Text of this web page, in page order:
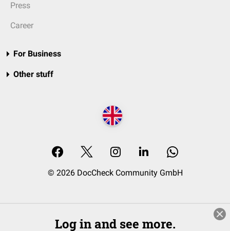
Press
Career
For Business
Other stuff
© 2026 DocCheck Community GmbH
Log in and see more.